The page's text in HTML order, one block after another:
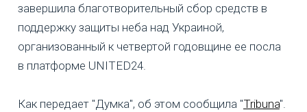
завершила благотворительный сбор средств в
поддержку защиты неба над Украиной,
организованный к четвертой годовщине ее посла
в платформе UNITED24.
Как передает "Думка", об этом сообщила "Tribuna".